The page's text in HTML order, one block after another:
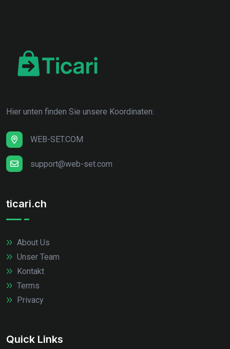
Hier unten finden Sie unsere Koordinaten:
WEB-SET.COM
support@web-set.com
ticari.ch
About Us
Unser Team
Kontakt
Terms
Privacy
Quick Links